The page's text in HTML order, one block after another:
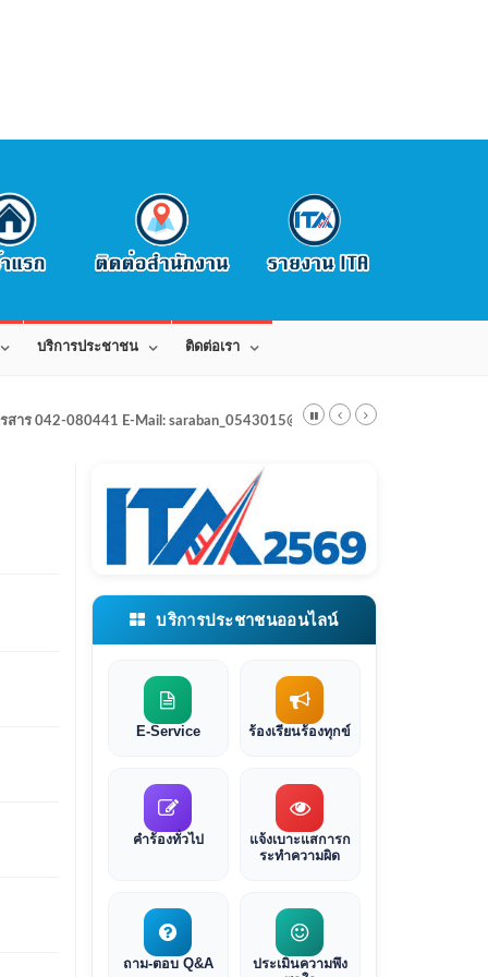
บริการประชาชน ติดต่อเรา
ร 042-080441 E-Mail: saraban_0543015@dla.go.th
บริการประชาชนออนไลน์
E-Service ร้องเรียนร้องทุกข์
คำร้องทั่วไป
แจ้งเบาะแสการก
ระทำความผิด
ถาม-ตอบ Q&A
ประเมินความพึง